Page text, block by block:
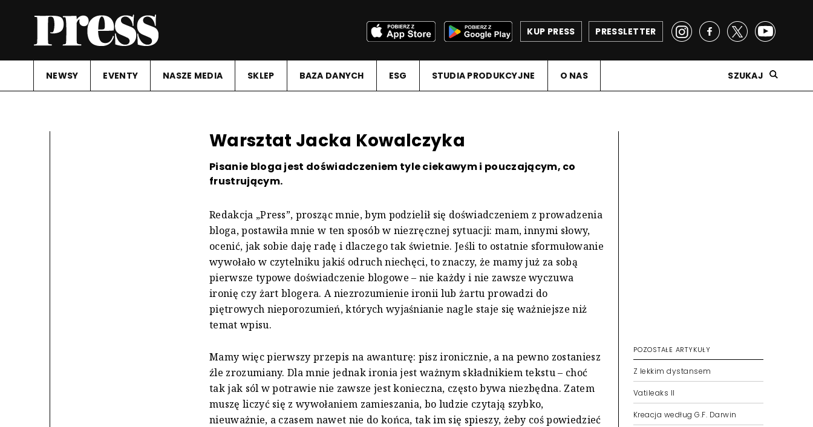
PRESSLETTER
KUP PRESS
NEWSY EVENTY NASZE MEDIA SKLEP BAZA DANYCH ESG STUDIA PRODUKCYJNE O NAS SZUKAJ
Warsztat Jacka Kowalczyka
Pisanie bloga jest doświadczeniem tyle ciekawym i pouczającym, co
frustrującym.
Redakcja „Press”, prosząc mnie, bym podzielił się doświadczeniem z prowadzenia
bloga, postawiła mnie w ten sposób w niezręcznej sytuacji: mam, innymi słowy,
ocenić, jak sobie daję radę i dlaczego tak świetnie. Jeśli to ostatnie sformułowanie
wywołało w czytelniku jakiś odruch niechęci, to znaczy, że mamy już za sobą
pierwsze typowe doświadczenie blogowe – nie każdy i nie zawsze wyczuwa
ironię czy żart blogera. A niezrozumienie ironii lub żartu prowadzi do
piętrowych nieporozumień, których wyjaśnianie nagle staje się ważniejsze niż
temat wpisu.
Mamy więc pierwszy przepis na awanturę: pisz ironicznie, a na pewno zostaniesz
źle zrozumiany. Dla mnie jednak ironia jest ważnym składnikiem tekstu – choć
tak jak sól w potrawie nie zawsze jest konieczna, często bywa niezbędna. Zatem
muszę liczyć się z wywołaniem zamieszania, bo ludzie czytają szybko,
nieuważnie, a czasem nawet nie do końca, tak im się spieszy, żeby coś powiedzieć
POZOSTAŁE ARTYKUŁY
Z lekkim dystansem
Vatileaks II
Kreacja według G.F. Darwin